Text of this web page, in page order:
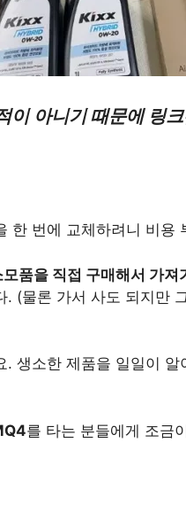
이 아니기 때문에 링
한 번에 교체하려니 비용
모품을 직접 구매해서 가져
(물론 가서 사도 되지만
. 생소한 제품을 일일이
를 타는 분들에게 조금